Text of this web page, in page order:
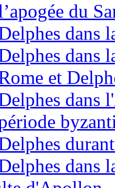
du
dans
dans
et
dans
dans